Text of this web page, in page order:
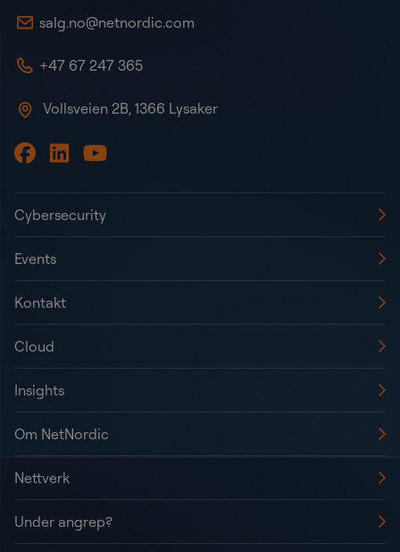
salg.no@netnordic.com
+47 67 247 365
Vollsveien 2B, 1366 Lysaker
Cybersecurity
Events
Kontakt
Cloud
Insights
Om NetNordic
Nettverk
Under angrep?